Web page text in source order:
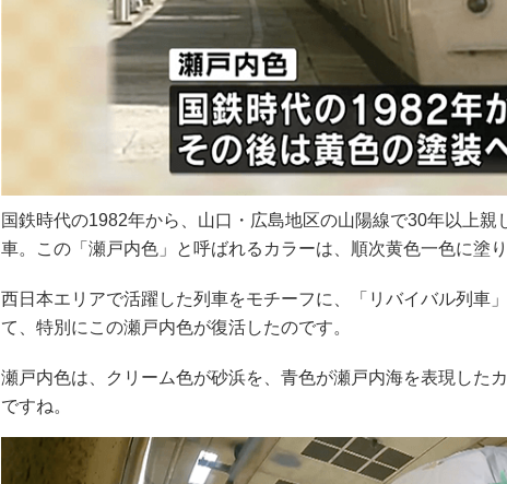
国鉄時代の1982年から、山口・広島地区の山陽線で30年以上
車。この「瀬戸内色」と呼ばれるカラーは、順次黄色一色に塗
西日本エリアで活躍した列車をモチーフに、「リバイバル列車
て、特別にこの瀬戸内色が復活したのです。
瀬戸内色は、クリーム色が砂浜を、青色が瀬戸内海を表現した
ですね。